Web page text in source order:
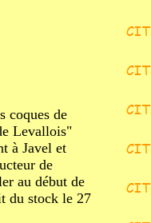
coques de
Levallois"
à Javel et
de
au début de
du stock le 27